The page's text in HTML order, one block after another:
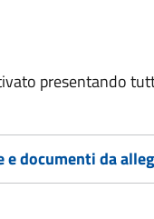
presentando
documenti da